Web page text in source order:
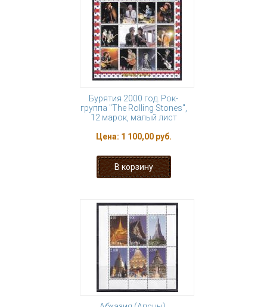
Бурятия 2000 год. Рок-
группа "The Rolling Stones",
12 марок, малый лист
Цена: 1 100,00 руб.